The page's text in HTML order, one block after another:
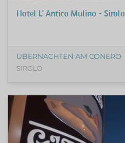
Hotel L' Antico Mulino - Sirolo
ÜBERNACHTEN AM CONERO
SIROLO